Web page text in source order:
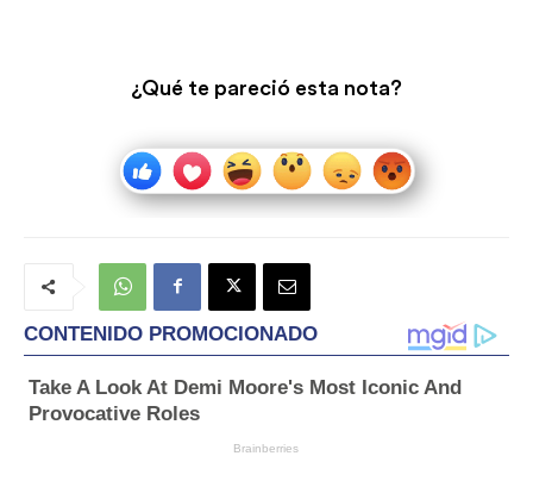
¿Qué te pareció esta nota?